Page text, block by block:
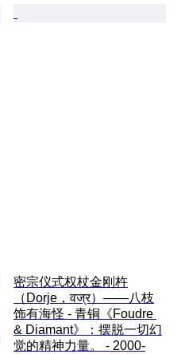
密宗仪式权杖金刚杵
（Dorje，वज्र）——八枝
饰有海怪 - 青铜《Foudre
& Diamant》：摆脱一切幻
觉的精神力量。 - 2000-